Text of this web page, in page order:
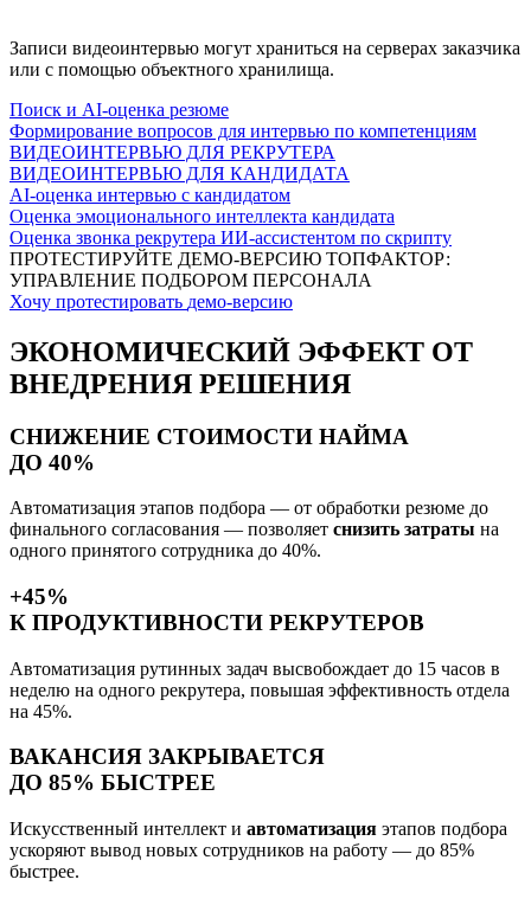
Записи видеоинтервью могут храниться на серверах заказчика
или с помощью объектного хранилища.
Поиск и AI-оценка резюме
Формирование вопросов для интервью по компетенциям
ВИДЕОИНТЕРВЬЮ ДЛЯ РЕКРУТЕРА
ВИДЕОИНТЕРВЬЮ ДЛЯ КАНДИДАТА
AI-оценка интервью с кандидатом
Оценка эмоционального интеллекта кандидата
Оценка звонка рекрутера ИИ-ассистентом по скрипту
ПРОТЕСТИРУЙТЕ ДЕМО-ВЕРСИЮ ТОПФАКТОР:
УПРАВЛЕНИЕ ПОДБОРОМ ПЕРСОНАЛА
Хочу протестировать демо-версию
ЭКОНОМИЧЕСКИЙ ЭФФЕКТ ОТ
ВНЕДРЕНИЯ РЕШЕНИЯ
СНИЖЕНИЕ СТОИМОСТИ НАЙМА
ДО 40%
Автоматизация этапов подбора — от обработки резюме до
финального согласования — позволяет снизить затраты на
одного принятого сотрудника до 40%.
+45%
К ПРОДУКТИВНОСТИ РЕКРУТЕРОВ
Автоматизация рутинных задач высвобождает до 15 часов в
неделю на одного рекрутера, повышая эффективность отдела
на 45%.
ВАКАНСИЯ ЗАКРЫВАЕТСЯ
ДО 85% БЫСТРЕЕ
Искусственный интеллект и автоматизация этапов подбора
ускоряют вывод новых сотрудников на работу — до 85%
быстрее.